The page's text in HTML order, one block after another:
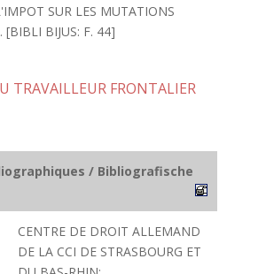
SUR LES MUTATIONS
[BIBLI BIJUS: F. 44]
TRAVAILLEUR FRONTALIER
/ Bibliografische
CENTRE DE DROIT ALLEMAND
DE LA CCI DE STRASBOURG ET